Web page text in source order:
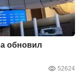
обновил
52624